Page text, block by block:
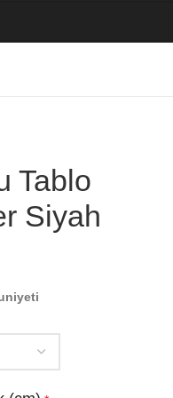
Tablo
Siyah